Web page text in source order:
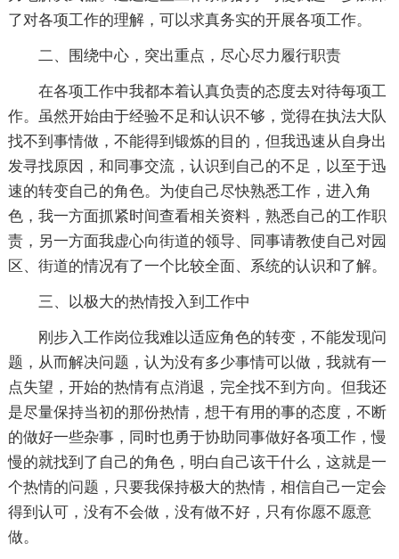
了对各项工作的理解，可以求真务实的开展各项工作。
二、围绕中心，突出重点，尽心尽力履行职责
在各项工作中我都本着认真负责的态度去对待每项工
作。虽然开始由于经验不足和认识不够，觉得在执法大队
找不到事情做，不能得到锻炼的目的，但我迅速从自身出
发寻找原因，和同事交流，认识到自己的不足，以至于迅
速的转变自己的角色。为使自己尽快熟悉工作，进入角
色，我一方面抓紧时间查看相关资料，熟悉自己的工作职
责，另一方面我虚心向街道的领导、同事请教使自己对园
区、街道的情况有了一个比较全面、系统的认识和了解。
三、以极大的热情投入到工作中
刚步入工作岗位我难以适应角色的转变，不能发现问
题，从而解决问题，认为没有多少事情可以做，我就有一
点失望，开始的热情有点消退，完全找不到方向。但我还
是尽量保持当初的那份热情，想干有用的事的态度，不断
的做好一些杂事，同时也勇于协助同事做好各项工作，慢
慢的就找到了自己的角色，明白自己该干什么，这就是一
个热情的问题，只要我保持极大的热情，相信自己一定会
得到认可，没有不会做，没有做不好，只有你愿不愿意
做。